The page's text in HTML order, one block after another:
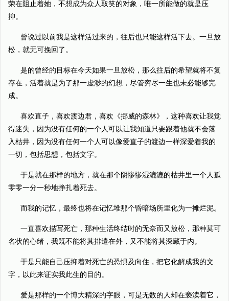
荣在阻止着她，不想成为众人取笑的对象，唯一所能做的就是压
抑。
曾说过以前我是这样活过来的，往后也只能这样活下去。一旦放
松，就无可挽回了。
是的曾经的目标在今天如果一旦放松，那么往后的希望就将不复
存在，活着就是为了那一虚渺的幻想，尽管穷尽一生也未必能够完
成。
喜欢直子，喜欢渡边君，喜欢《挪威的森林》，这种喜欢让我觉
得迷失，因为没有任何的一个人可以让我知道只要跟着他就不会落
入枯井，因为没有任何一个人可以像爱直子的渡边一样深爱着我的
一切，包括思想，包括文字。
于是就在那样的地方，就在那个阴惨惨湿漉漉的枯井里一个人孤
零零一分一秒地挣扎着死去。
而我的记忆，最终也将在记忆堆那个昏暗场所里化为一摊烂泥。
一直喜欢描写死亡，那种生活终结时的无奈而又放松，那种莫可
名状的心绪，我既不能将其排遣在外，又不能将其深藏于内。
于是只能自己压抑着对死亡的恐惧及向住，把它化解成我的文
字，以此来证实我此生的目的。
爱是那样的一个博大精深的字眼，可是无数的人却在亵渎着它，